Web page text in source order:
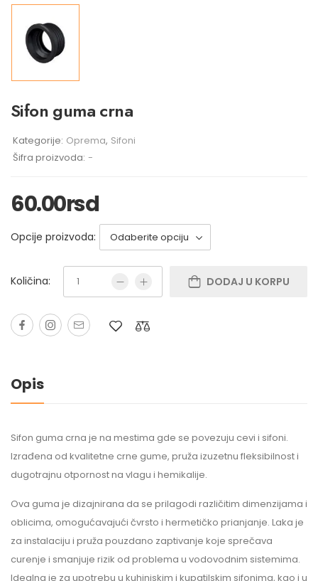
Sifon guma crna
Kategorije: Oprema, Sifoni
Šifra proizvoda: -
60.00rsd
Opcije proizvoda:
Količina: DODAJ U KORPU
Opis
Sifon guma crna je na mestima gde se povezuju cevi i sifoni.
Izrađena od kvalitetne crne gume, pruža izuzetnu fleksibilnost i
dugotrajnu otpornost na vlagu i hemikalije.
Ova guma je dizajnirana da se prilagodi različitim dimenzijama i
oblicima, omogućavajući čvrsto i hermetičko prianjanje. Laka je
za instalaciju i pruža pouzdano zaptivanje koje sprečava
curenje i smanjuje rizik od problema u vodovodnim sistemima.
Idealna je za upotrebu u kuhinjskim i kupatilskim sifonima, kao i u